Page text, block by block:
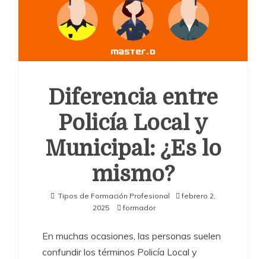
Diferencia entre
Policía Local y
Municipal: ¿Es lo
mismo?
Tipos de Formación Profesional
febrero 2,
2025
formador
En muchas ocasiones, las personas suelen
confundir los términos Policía Local y